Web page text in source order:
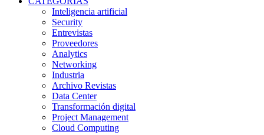
Inteligencia artificial
Security
Entrevistas
Proveedores
Analytics
Networking
Industria
Archivo Revistas
Data Center
Transformación digital
Project Management
Cloud Computing